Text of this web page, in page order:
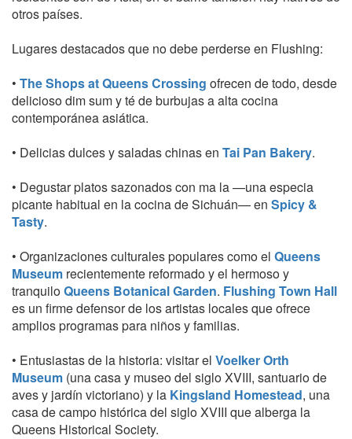
otros países.
Lugares destacados que no debe perderse en Flushing:
• The Shops at Queens Crossing ofrecen de todo, desde
delicioso dim sum y té de burbujas a alta cocina
contemporánea asiática.
• Delicias dulces y saladas chinas en Tai Pan Bakery.
• Degustar platos sazonados con ma la —una especia
picante habitual en la cocina de Sichuán— en Spicy &
Tasty.
• Organizaciones culturales populares como el Queens
Museum recientemente reformado y el hermoso y
tranquiloQueens Botanical Garden. Flushing Town Hall
es un firme defensor de los artistas locales que ofrece
amplios programas para niños y familias.
• Entusiastas de la historia: visitar el Voelker Orth
Museum (una casa y museo del siglo XVIII, santuario de
aves y jardín victoriano) y la Kingsland Homestead, una
casa de campo histórica del siglo XVIII que alberga la
Queens Historical Society.